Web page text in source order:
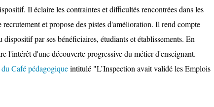
Il éclaire les contraintes et difficultés rencontrées dans les
recrutement et propose des pistes d'amélioration. Il rend compte
par ses bénéficiaires, étudiants et établissements. En
l'intérêt d'une découverte progressive du métier d'enseignant.
Café pédagogiqueintitulé "L’Inspection avait validé les Emplois